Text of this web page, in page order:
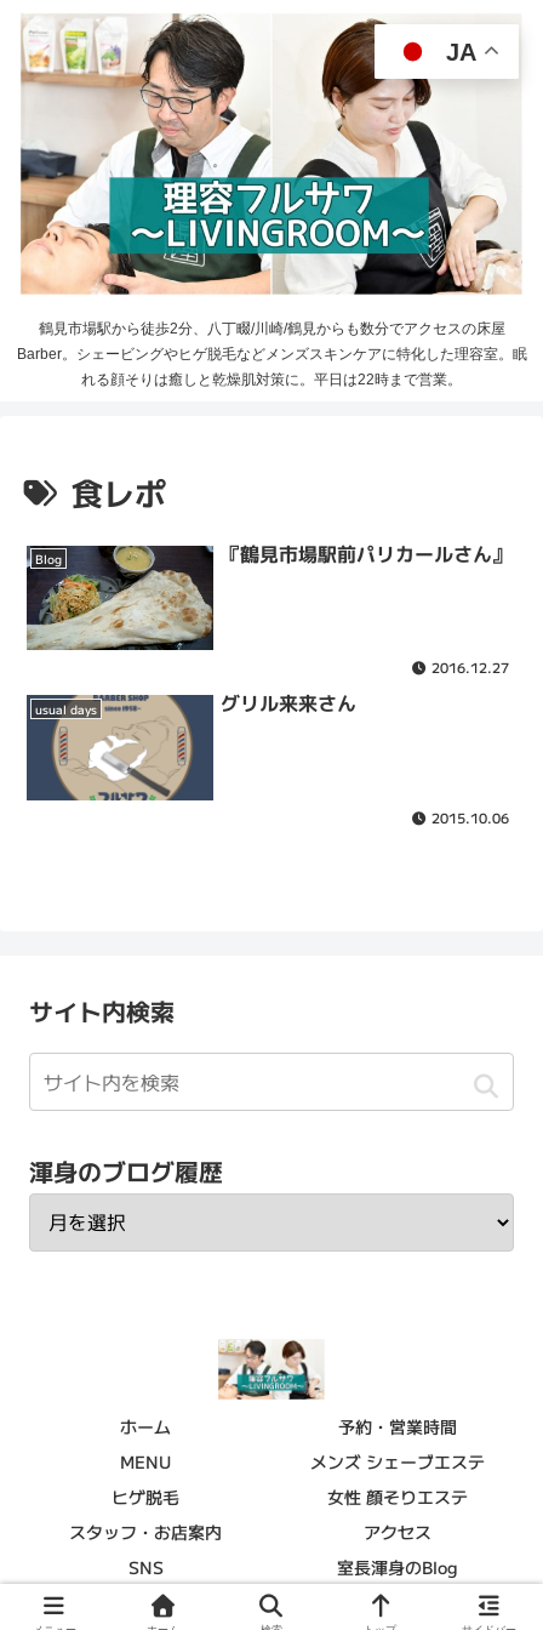
鶴見市場駅から徒歩2分、八丁畷/川崎/鶴見からも数分でアクセスの床屋
Barber。シェービングやヒゲ脱毛などメンズスキンケアに特化した理容室。眠
れる顔そりは癒しと乾燥肌対策に。平日は22時まで営業。
食レポ
Blog 『鶴見市場駅前パリカールさん』
2016.12.27
usual days グリル来来さん
2015.10.06
サイト内検索
渾身のブログ履歴
ホーム
予約・営業時間
MENU
メンズ シェーブエステ
ヒゲ脱毛
女性 顔そりエステ
スタッフ・お店案内
アクセス
SNS
室長渾身のBlog
© 2015 理容フルサワ～LIVINGROOM～.
JA